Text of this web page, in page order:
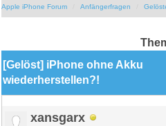
Apple iPhone Forum Anfängerfragen
[Gelöst] iPhone ohne Akku
wiederherstellen?!
xansgarx